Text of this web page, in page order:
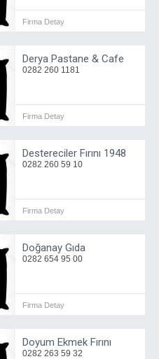
Firma Detay
Derya Pastane & Cafe
0282 260 1181
Firma Detay
Destereciler Fırını 1948
0282 260 59 10
Firma Detay
Doğanay Gıda
0282 654 95 00
Firma Detay
Doyum Ekmek Fırını
0282 263 59 32